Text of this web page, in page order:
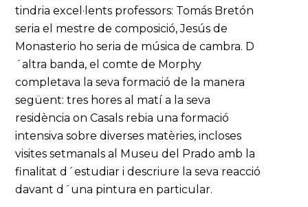
tindria excel·lents professors: Tomás Bretón
seria el mestre de composició, Jesús de
Monasterio ho seria de música de cambra. D
´altra banda, el comte de Morphy
completava la seva formació de la manera
següent: tres hores al matí a la seva
residència on Casals rebia una formació
intensiva sobre diverses matèries, incloses
visites setmanals al Museu del Prado amb la
finalitat d´estudiar i descriure la seva reacció
davant d´una pintura en particular.